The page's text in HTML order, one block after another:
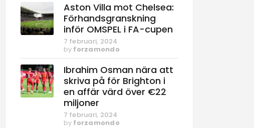
Aston Villa mot Chelsea:
Förhandsgranskning
inför OMSPEL i FA-cupen
7 februari, 2024
by forzamondo
Ibrahim Osman nära att
skriva på för Brighton i
en affär värd över €22
miljoner
7 februari, 2024
by forzamondo